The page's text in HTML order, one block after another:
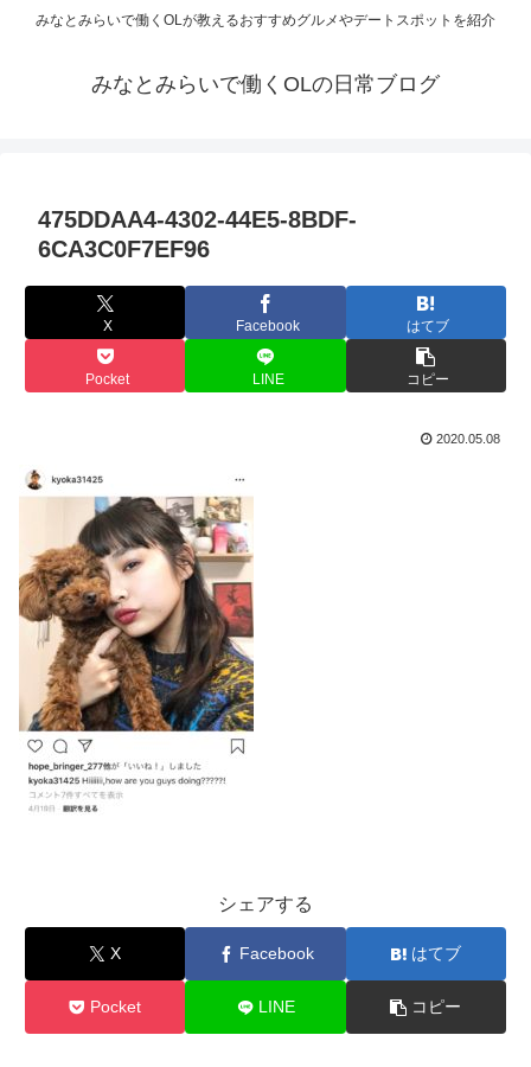
みなとみらいで働くOLが教えるおすすめグルメやデートスポットを紹介
みなとみらいで働くOLの日常ブログ
475DDAA4-4302-44E5-8BDF-
6CA3C0F7EF96
X Facebook はてブ
Pocket LINE コピー
2020.05.08
シェアする
X Facebook はてブ
Pocket LINE コピー